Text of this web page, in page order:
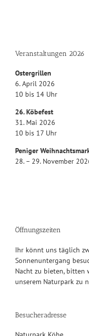
Veranstaltungen 2026
Ostergrillen
6. April 2026
10 bis 14 Uhr
26. Köbefest
31. Mai 2026
10 bis 17 Uhr
Peniger
28. – 29. November
Öffnungszeiten
Ihr könnt uns täglich
Sonnenuntergang
Nacht zu bieten, bitten
unserem Naturpark zu
Besucheradresse